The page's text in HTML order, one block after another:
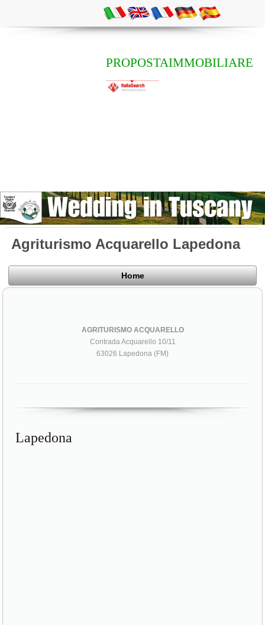
PROPOSTAIMMOBILIARE
Agriturismo Acquarello Lapedona
Home
AGRITURISMO ACQUARELLO
Contrada Acquarello 10/11
63026 Lapedona (FM)
Lapedona